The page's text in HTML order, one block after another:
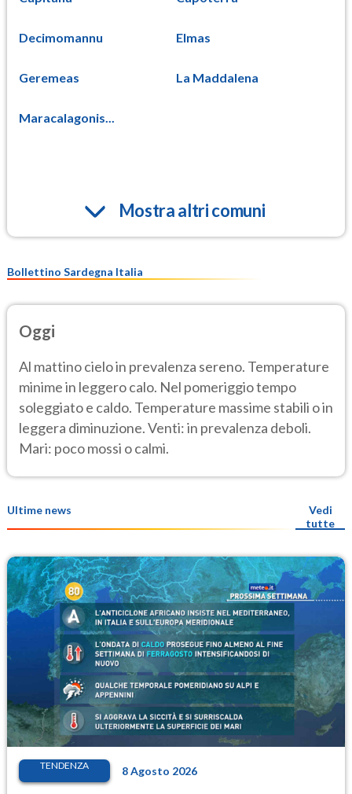
Decimomannu Elmas
Geremeas La Maddalena
Maracalagonis...
Mostra altri comuni
Bollettino Sardegna Italia
Oggi
Al mattino cielo in prevalenza sereno. Temperature
minime in leggero calo. Nel pomeriggio tempo
soleggiato e caldo. Temperature massime stabili o in
leggera diminuzione. Venti: in prevalenza deboli.
Mari: poco mossi o calmi.
Ultime news
Vedi
tutte
TENDENZA 8 Agosto 2026